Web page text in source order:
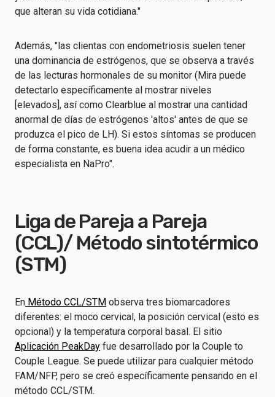
que alteran su vida cotidiana."
Además, "las clientas con endometriosis suelen tener
una dominancia de estrógenos, que se observa a través
de las lecturas hormonales de su monitor (Mira puede
detectarlo específicamente al mostrar niveles
[elevados], así como Clearblue al mostrar una cantidad
anormal de días de estrógenos 'altos' antes de que se
produzca el pico de LH). Si estos síntomas se producen
de forma constante, es buena idea acudir a un médico
especialista en NaPro".
Liga de Pareja a Pareja
(CCL)/ Método sintotérmico
(STM)
En Método CCL/STM observa tres biomarcadores
diferentes: el moco cervical, la posición cervical (esto es
opcional) y la temperatura corporal basal. El sitio
Aplicación PeakDay fue desarrollado por la Couple to
Couple League. Se puede utilizar para cualquier método
FAM/NFP, pero se creó específicamente pensando en el
método CCL/STM.